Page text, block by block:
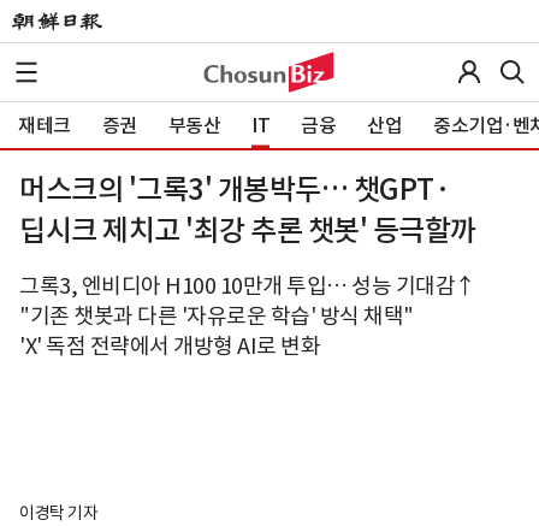
재테크 증권 부동산 IT 금융 산업 중소기업·벤
머스크의 '그록3' 개봉박두… 챗GPT·
딥시크 제치고 '최강 추론 챗봇' 등극할까
그록3, 엔비디아 H100 10만개 투입… 성능 기대감↑
"기존 챗봇과 다른 '자유로운 학습' 방식 채택"
'X' 독점 전략에서 개방형 AI로 변화
이경탁 기자